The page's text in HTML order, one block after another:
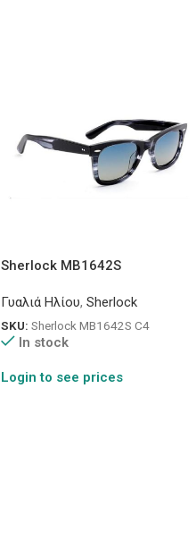
Sherlock MB1642S
Γυαλιά Ηλίου, Sherlock
SKU: Sherlock MB1642S C4
In stock
Login to see prices